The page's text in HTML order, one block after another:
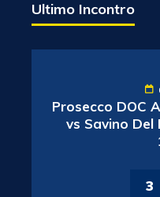
Ultimo Incontro
Prosecco DOC
vs Savino Del
3